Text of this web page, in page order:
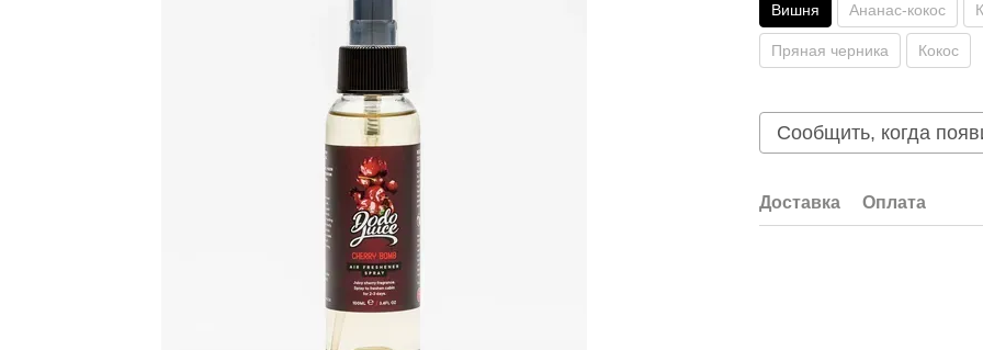
Вишня Ананас-кокос
Пряная черника Кокос
Сообщить, когда
Доставка Оплата